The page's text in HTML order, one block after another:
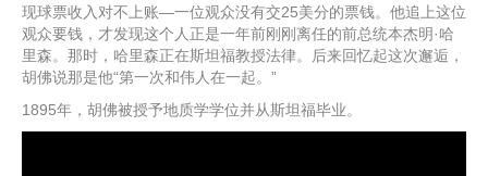
现球票收入对不上账—一位观众没有交25美分的票钱。他追上这位
观众要钱，才发现这个人正是一年前刚刚离任的前总统本杰明·哈
里森。那时，哈里森正在斯坦福教授法律。后来回忆起这次邂逅，
胡佛说那是他“第一次和伟人在一起。”
1895年，胡佛被授予地质学学位并从斯坦福毕业。